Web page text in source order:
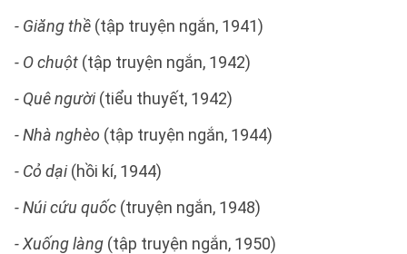
- Giăng thề (tập truyện ngắn, 1941)
- O chuột (tập truyện ngắn, 1942)
- Quê người(tiểu thuyết, 1942)
- Nhà nghèo (tập truyện ngắn, 1944)
- Cỏ dại(hồi kí, 1944)
- Núi cứu quốc (truyện ngắn, 1948)
- Xuống làng (tập truyện ngắn, 1950)